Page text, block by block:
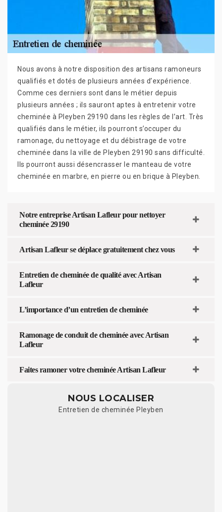
Nous avons à notre disposition des artisans ramoneurs
qualifiés et dotés de plusieurs années d’expérience.
Comme ces derniers sont dans le métier depuis
plusieurs années ; ils sauront aptes à entretenir votre
cheminée à Pleyben 29190 dans les règles de l’art. Très
qualifiés dans le métier, ils pourront s’occuper du
ramonage, du nettoyage et du débistrage de votre
cheminée dans la ville de Pleyben 29190 sans difficulté.
Ils pourront aussi désencrasser le manteau de votre
cheminée en marbre, en pierre ou en brique à Pleyben.
Notre entreprise Artisan Lafleur pour nettoyer
cheminée 29190
Artisan Lafleur se déplace gratuitement chez vous
Entretien de cheminée de qualité avec Artisan
Lafleur
L’importance d’un entretien de cheminée
Ramonage de conduit de cheminée avec Artisan
Lafleur
Faites ramoner votre cheminée Artisan Lafleur
NOUS LOCALISER
Entretien de cheminée Pleyben